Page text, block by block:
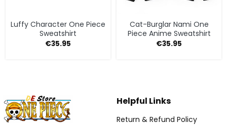
Luffy Character One Piece
Sweatshirt
€35.95
Cat-Burglar Nami One
Piece Anime Sweatshirt
€35.95
Helpful Links
Return & Refund Policy